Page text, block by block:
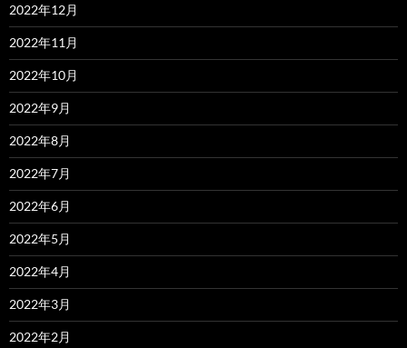
2022年12月
2022年11月
2022年10月
2022年9月
2022年8月
2022年7月
2022年6月
2022年5月
2022年4月
2022年3月
2022年2月